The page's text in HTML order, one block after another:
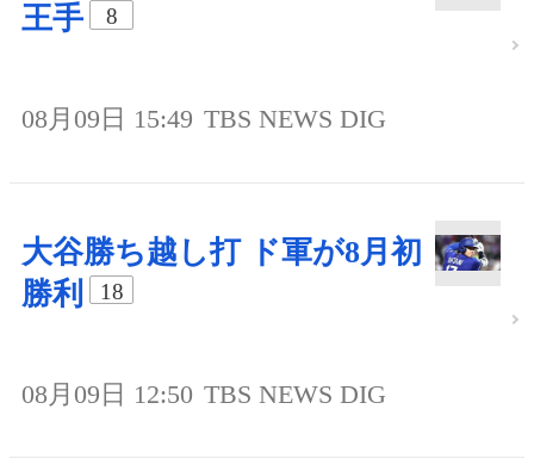
王手
8
08月09日 15:49 TBS NEWS DIG
大谷勝ち越し打 ド軍が8月初
勝利
18
08月09日 12:50 TBS NEWS DIG